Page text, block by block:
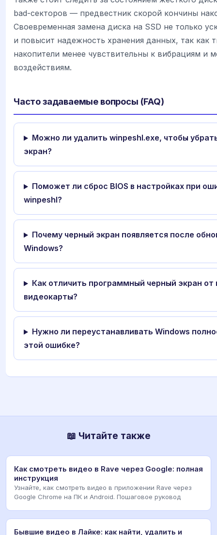
bad-секторов — предвестник скорой кончины
Своевременная замена диска на SSD не только
и повысит надежность хранения данных, так как
накопители менее чувствительны к вибрациям и
воздействиям.
Часто задаваемые вопросы (FAQ)
Можно ли удалить winpeshl.exe, чтобы
экран?
Поможет ли сброс BIOS в настройках при
winpeshl?
Почему черный экран появляется после
Windows?
Как отличить программный черный экран от
видеокарты?
Нужно ли переустанавливать Windows
этой ошибке?
📖 Читайте также
Как смотреть видео в Rave через Google: полная
инструкция
Узнайте, как смотреть видео в приложении Rave через
Google Chrome на ПК и Android. Пошаговое руковод
Бывшие видео в Лайке: как найти, удалить и